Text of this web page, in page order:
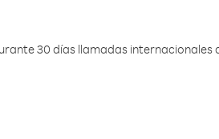
30 días llamadas